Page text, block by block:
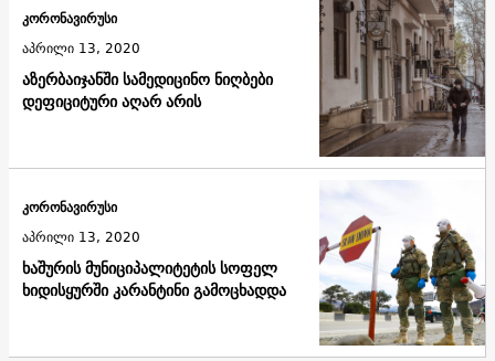
აზერბაიჯანში სამედიცინო ნიღბები
დეფიციტური აღარ არის
კორონავირუსი
აპრილი 13, 2020
ხაშურის მუნიციპალიტეტის სოფელ
ხიდისყურში კარანტინი გამოცხადდა
კორონავირუსი
აპრილი 13, 2020